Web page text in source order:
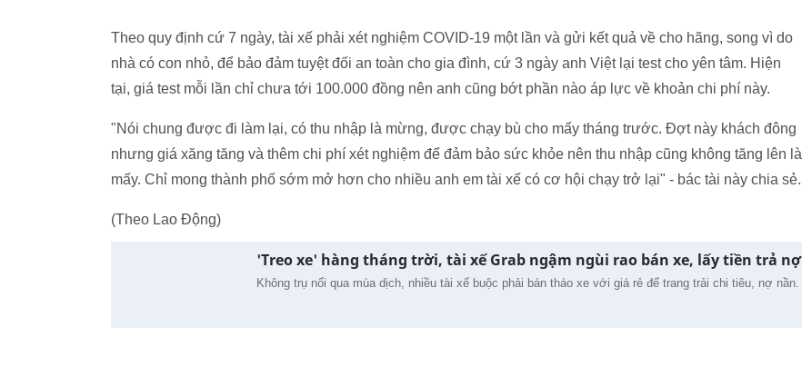
Theo quy định cứ 7 ngày, tài xế phải xét nghiệm COVID-19 một lần và gửi kết quả về cho hãng, song vì do
nhà có con nhỏ, để bảo đảm tuyệt đối an toàn cho gia đình, cứ 3 ngày anh Việt lại test cho yên tâm. Hiện
tại, giá test mỗi lần chỉ chưa tới 100.000 đồng nên anh cũng bớt phần nào áp lực về khoản chi phí này.
"Nói chung được đi làm lại, có thu nhập là mừng, được chạy bù cho mấy tháng trước. Đợt này khách đông
nhưng giá xăng tăng và thêm chi phí xét nghiệm để đảm bảo sức khỏe nên thu nhập cũng không tăng lên là
mấy. Chỉ mong thành phố sớm mở hơn cho nhiều anh em tài xế có cơ hội chạy trở lại" - bác tài này chia sẻ.
(Theo Lao Động)
'Treo xe' hàng tháng trời, tài xế Grab ngậm ngùi rao bán xe, lấy tiền trả nợ
Không trụ nổi qua mùa dịch, nhiều tài xế buộc phải bán tháo xe với giá rẻ để trang trải chi tiêu, nợ nần.